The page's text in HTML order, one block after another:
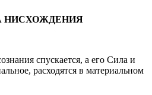
НИСХОЖДЕНИЯ
спускается, а его Сила и
расходятся в материальном